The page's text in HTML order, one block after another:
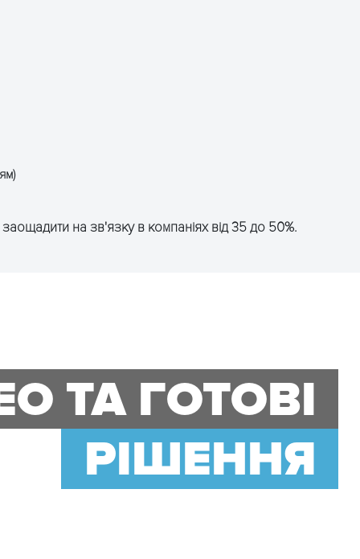
на зв'язку в компаніях від 35 до 50%.
ТА ГОТОВІ
РІШЕННЯ